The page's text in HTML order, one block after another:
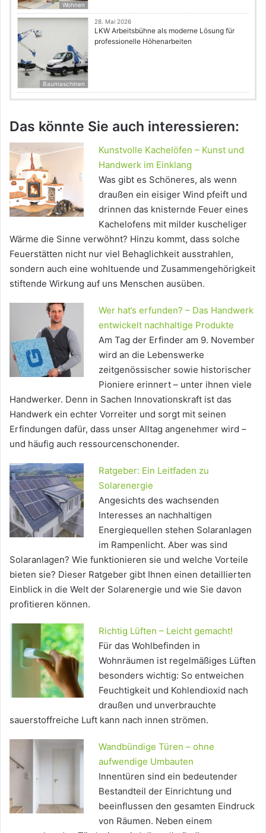
Wohnen
Baumaschinen
28. Mai 2026
LKW Arbeitsbühne als moderne Lösung für
professionelle Höhenarbeiten
Das könnte Sie auch interessieren:
Kunstvolle Kachelöfen – Kunst und
Handwerk im Einklang
Was gibt es Schöneres, als wenn
draußen ein eisiger Wind pfeift und
drinnen das knisternde Feuer eines
Kachelofens mit milder kuscheliger
Wärme die Sinne verwöhnt? Hinzu kommt, dass solche
Feuerstätten nicht nur viel Behaglichkeit ausstrahlen,
sondern auch eine wohltuende und Zusammengehörigkeit
stiftende Wirkung auf uns Menschen ausüben.
Wer hat’s erfunden? – Das Handwerk
entwickelt nachhaltige Produkte
Am Tag der Erfinder am 9. November
wird an die Lebenswerke
zeitgenössischer sowie historischer
Pioniere erinnert – unter ihnen viele
Handwerker. Denn in Sachen Innovationskraft ist das
Handwerk ein echter Vorreiter und sorgt mit seinen
Erfindungen dafür, dass unser Alltag angenehmer wird –
und häufig auch ressourcenschonender.
Ratgeber: Ein Leitfaden zu
Solarenergie
Angesichts des wachsenden
Interesses an nachhaltigen
Energiequellen stehen Solaranlagen
im Rampenlicht. Aber was sind
Solaranlagen? Wie funktionieren sie und welche Vorteile
bieten sie? Dieser Ratgeber gibt Ihnen einen detaillierten
Einblick in die Welt der Solarenergie und wie Sie davon
profitieren können.
Richtig Lüften – Leicht gemacht!
Für das Wohlbefinden in
Wohnräumen ist regelmäßiges Lüften
besonders wichtig: So entweichen
Feuchtigkeit und Kohlendioxid nach
draußen und unverbrauchte
sauerstoffreiche Luft kann nach innen strömen.
Wandbündige Türen – ohne
aufwendige Umbauten
Innentüren sind ein bedeutender
Bestandteil der Einrichtung und
beeinflussen den gesamten Eindruck
von Räumen. Neben einem